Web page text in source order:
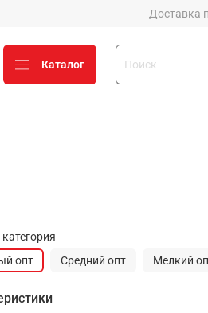
Доставка
и
Яндексе
Каталог
опт
Средний опт Мелкий